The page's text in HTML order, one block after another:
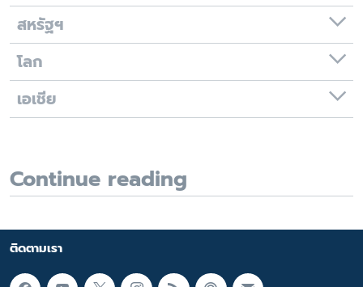
สหรัฐฯ
โลก
เอเชีย
Continue reading
ติดตามเรา